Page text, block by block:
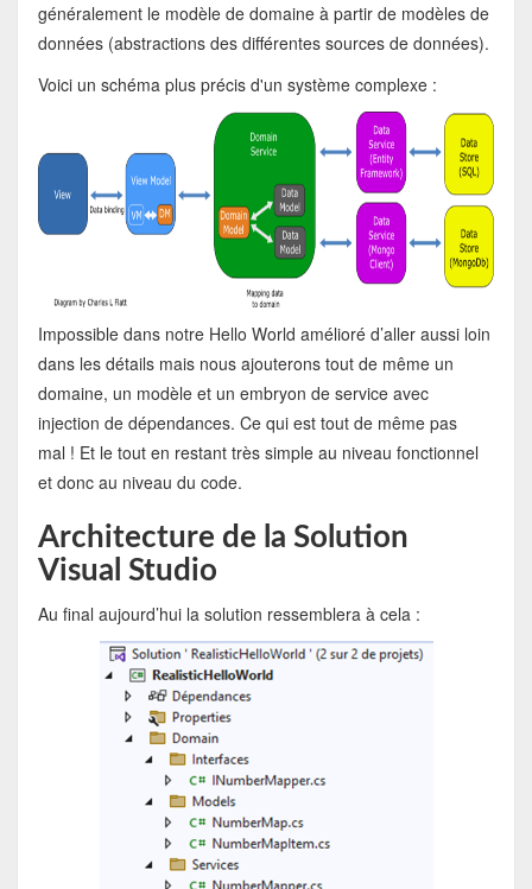
généralement le modèle de domaine à partir de modèles de
données (abstractions des différentes sources de données).
Voici un schéma plus précis d'un système complexe :
Impossible dans notre Hello World amélioré d’aller aussi loin
dans les détails mais nous ajouterons tout de même un
domaine, un modèle et un embryon de service avec
injection de dépendances. Ce qui est tout de même pas
mal ! Et le tout en restant très simple au niveau fonctionnel
et donc au niveau du code.
Architecture de la Solution
Visual Studio
Au final aujourd’hui la solution ressemblera à cela :